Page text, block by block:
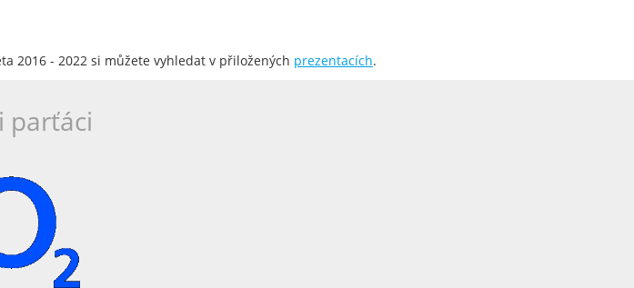
2016 - 2022 si můžete vyhledat v přiložených prezentacích.
parťáci